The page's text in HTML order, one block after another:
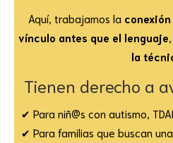
Aquí, trabajamos la
vínculo antes que el lenguaje
la
Tienen derecho a
✔ Para niñ@s con autismo,
✔ Para familias que buscan